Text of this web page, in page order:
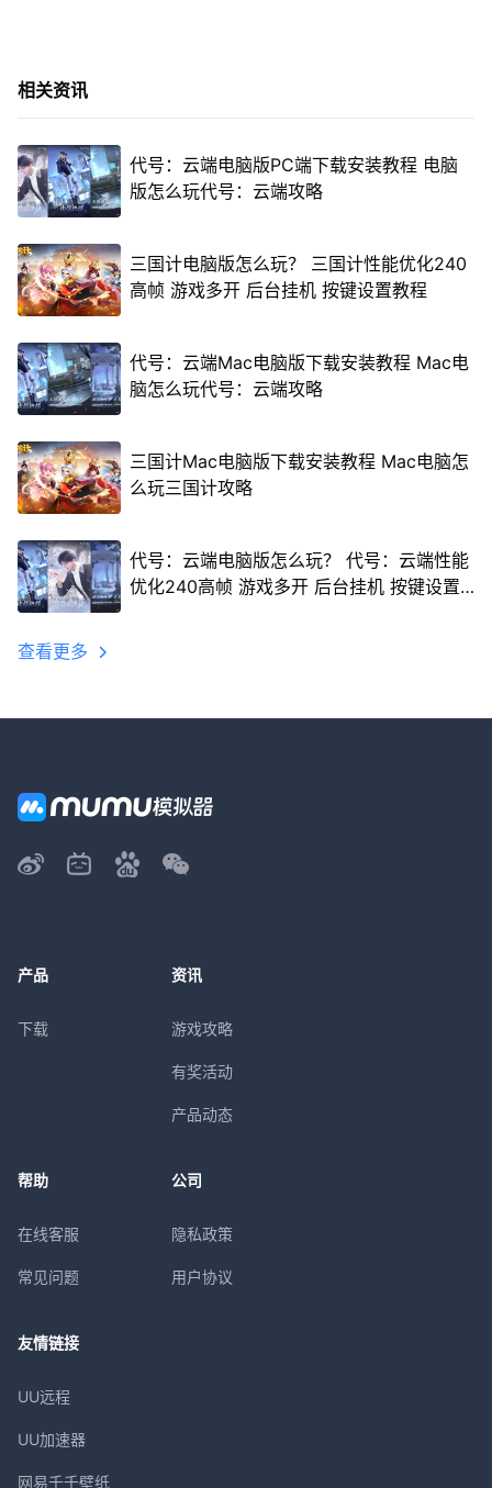
相关资讯
代号：云端电脑版PC端下载安装教程 电脑
版怎么玩代号：云端攻略
三国计电脑版怎么玩？ 三国计性能优化240
高帧 游戏多开 后台挂机 按键设置教程
代号：云端Mac电脑版下载安装教程 Mac电
脑怎么玩代号：云端攻略
三国计Mac电脑版下载安装教程 Mac电脑怎
么玩三国计攻略
代号：云端电脑版怎么玩？ 代号：云端性能
优化240高帧 游戏多开 后台挂机 按键设置
查看更多
产品
下载
资讯
游戏攻略
有奖活动
产品动态
帮助
在线客服
常见问题
公司
隐私政策
用户协议
友情链接
UU远程
UU加速器
网易千千壁纸